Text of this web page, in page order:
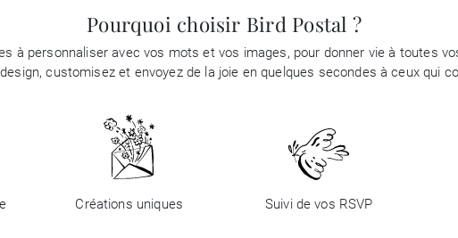
Pourquoi choisir Bird Postal ?
à personnaliser avec vos mots et vos images, pour donner vie à toutes
customisez et envoyez de la joie en quelques secondes à ceux qui
Créations uniques Suivi de vos RSVP